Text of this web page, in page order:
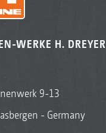
WERKE H.
9-13
- Germany